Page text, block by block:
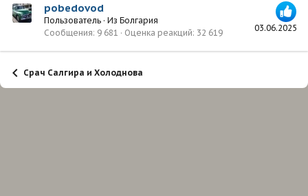
03.06.2025
pobedovod
Пользователь · Из Болгария
Сообщения 9 681 Оценка реакций 32 619
Срач Салгира и Холоднова